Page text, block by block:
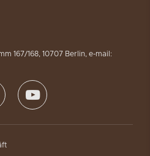
167/168, 10707 Berlin, e-mail: